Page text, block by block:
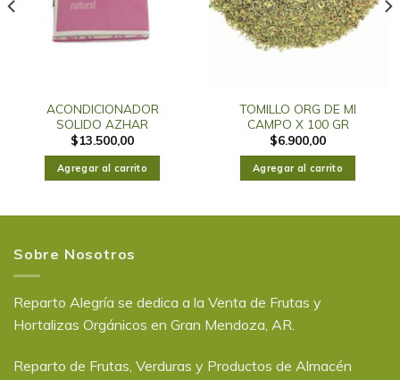
ACONDICIONADOR
SOLIDO AZHAR
$13.500,00
Agregar al carrito
TOMILLO ORG DE MI
CAMPO X 100 GR
$6.900,00
Agregar al carrito
Sobre Nosotros
Reparto Alegría se dedica a la Venta de Frutas y
Hortalizas Orgánicos en Gran Mendoza, AR.
Reparto de Frutas, Verduras y Productos de Almacén